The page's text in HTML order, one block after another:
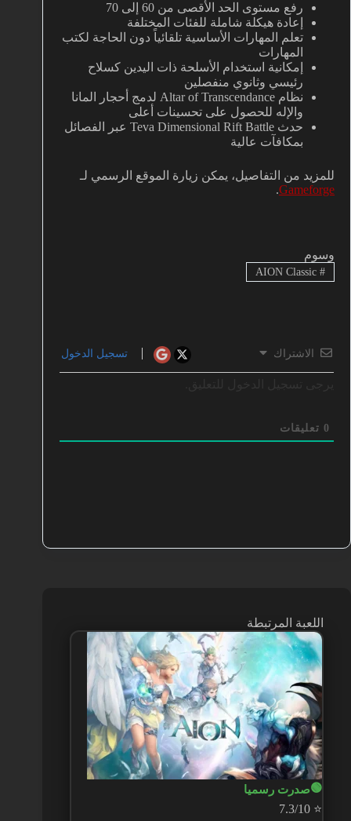
رفع مستوى الحد الأقصى من 60 إلى 70
إعادة هيكلة شاملة للفئات المختلفة
تعلم المهارات الأساسية تلقائياً دون الحاجة لكتب
المهارات
إمكانية استخدام الأسلحة ذات اليدين كسلاح
رئيسي وثانوي منفصلين
نظام Altar of Transcendance لدمج أحجار المانا
والإله للحصول على تحسينات أعلى
حدث Teva Dimensional Rift Battle عبر الفصائل
بمكافآت عالية
للمزيد من التفاصيل، يمكن زيارة الموقع الرسمي لـ
Gameforge
.
وسوم
#
AION Classic
الاشتراك تسجيل الدخول
0 تعليقات
اللعبة المرتبطة
🟢صدرت رسميا
⭐
7.3/10